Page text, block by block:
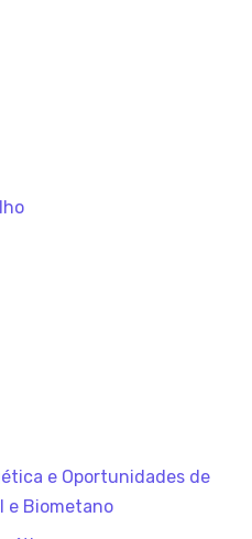
e Oportunidades de
e Biometano